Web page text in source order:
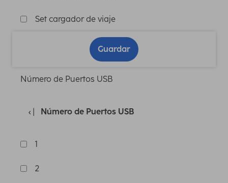
Set cargador de viaje
Guardar
Número de Puertos USB
Número de Puertos USB
1
2